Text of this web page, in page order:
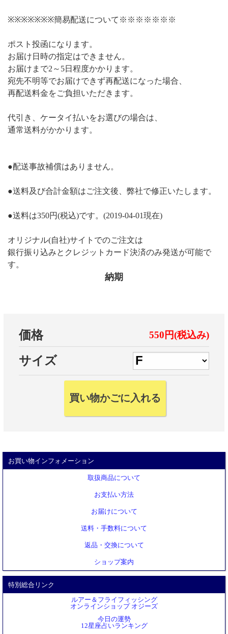
※※※※※※※簡易配送について※※※※※※※
ポスト投函になります。
お届け日時の指定はできません。
お届けまで2～5日程度かかります。
宛先不明等でお届けできず再配送になった場合、
再配送料金をご負担いただきます。
代引き、ケータイ払いをお選びの場合は、
通常送料がかかります。
●配送事故補償はありません。
●送料及び合計金額はご注文後、弊社で修正いたします。
●送料は350円(税込)です。(2019-04-01現在)
オリジナル(自社)サイトでのご注文は
銀行振り込みとクレジットカード決済のみ発送が可能で
す。
納期
価格 550円(税込み)
サイズ
お買い物インフォメーション
取扱商品について
お支払い方法
お届けについて
送料・手数料について
返品・交換について
ショップ案内
特別総合リンク
ルアー＆フライフィッシング
オンラインショップ オジーズ
今日の運勢
12星座占いランキング